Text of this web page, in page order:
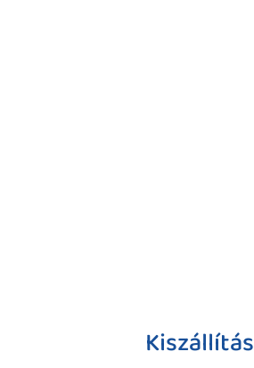
Kiszállítás